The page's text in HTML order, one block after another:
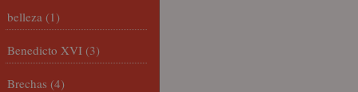
belleza (1)
Benedicto XVI (3)
Brechas (4)